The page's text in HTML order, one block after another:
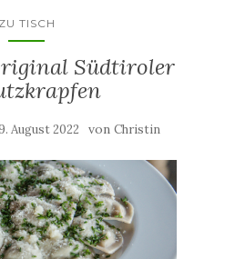
ZU TISCH
Südtiroler
August 2022 von Christin